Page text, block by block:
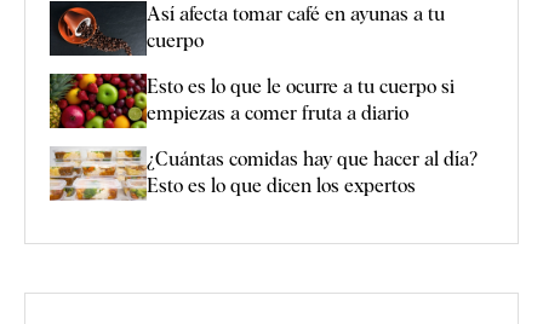
Así afecta tomar café en ayunas a tu
cuerpo
Esto es lo que le ocurre a tu cuerpo si
empiezas a comer fruta a diario
¿Cuántas comidas hay que hacer al día?
Esto es lo que dicen los expertos